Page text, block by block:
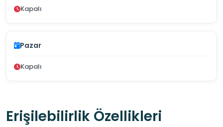
Kapalı
Pazar
Kapalı
Erişilebilirlik Özellikleri